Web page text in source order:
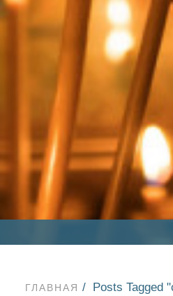
ГЛАВНАЯ Posts Tagged